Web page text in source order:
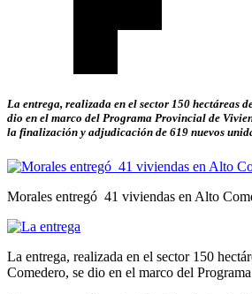
La entrega, realizada en el sector 150 hectáreas
dio en el marco del Programa Provincial de
la finalización y adjudicación de 619 nuevos
Morales entregó 41 viviendas en Alto
La entrega, realizada en el sector 150
Comedero, se dio en el marco del